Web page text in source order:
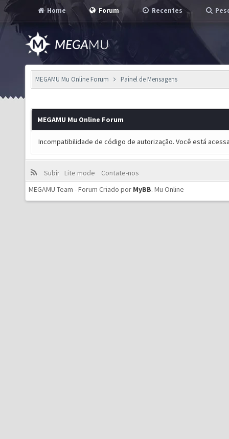
Home Forum Recentes
MEGAMU Mu Online Forum Painel de Mensagens
MEGAMU Mu Online Forum
Incompatibilidade de código de autorização. Você está
Subir Lite mode
Contate-nos
MEGAMU Team - Forum Criado por MyBB. Mu Online